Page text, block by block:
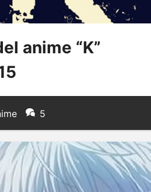
anime “K”
5